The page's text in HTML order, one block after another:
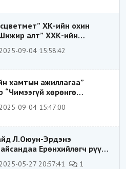
ХК-ийн охин
алт” ХХК-ийн
захирлаар ажиллаж байсан
холбогдох хэрэг хаашаа
09-04 15:58:42
хамтын ажиллагаа”
“Чимээгүй хөрөнгө
09-04 15:47:00
Л.Оюун-Эрдэнэ
Ерөнхийлөгч рүү
эхлэв үү
05-27 20:57:41 1